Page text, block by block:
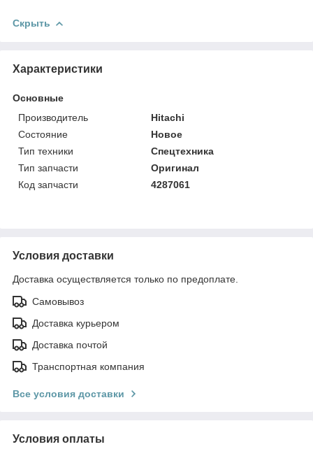
Скрыть
Характеристики
Основные
Производитель
Hitachi
Состояние
Новое
Тип техники
Спецтехника
Тип запчасти
Оригинал
Код запчасти
4287061
Условия доставки
Доставка осуществляется только по предоплате.
Самовывоз
Доставка курьером
Доставка почтой
Транспортная компания
Все условия доставки
Условия оплаты